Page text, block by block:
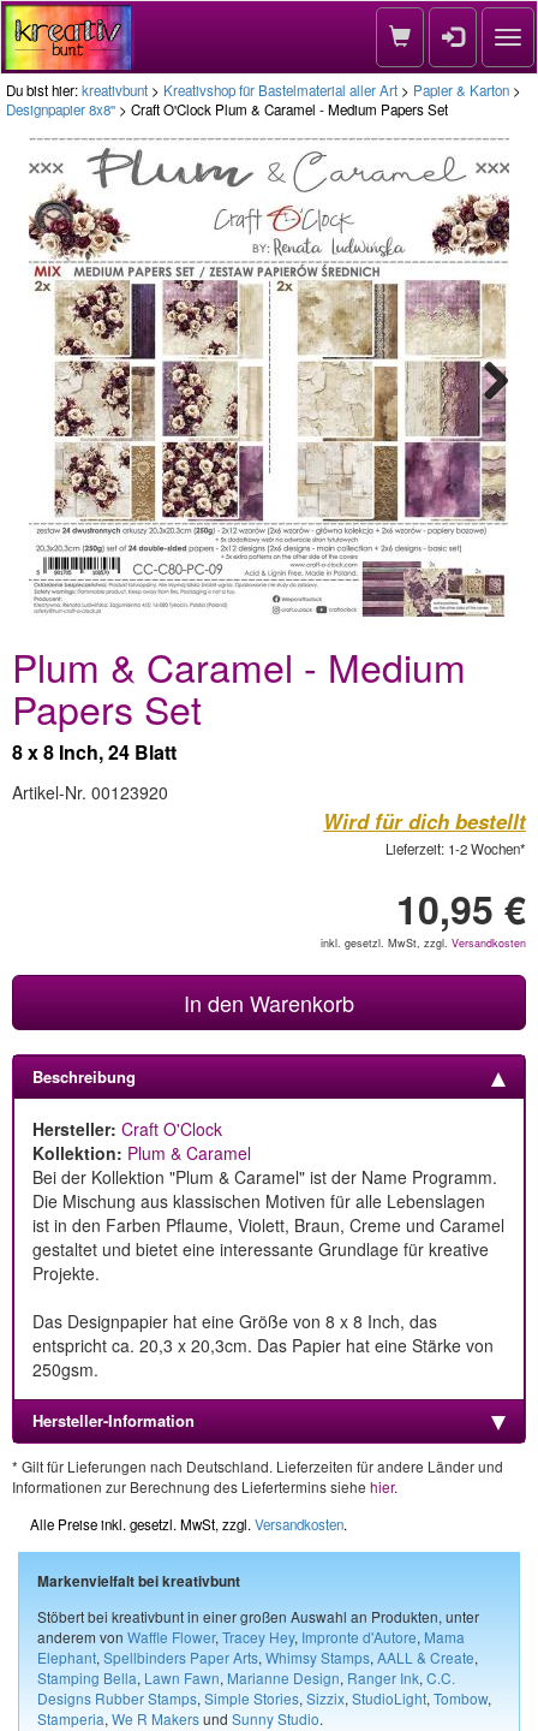
Du bist hier:kreativbunt > Kreativshop für Bastelmaterial aller Art > Papier & Karton >
Designpapier 8x8'' > Craft O'Clock Plum & Caramel - Medium Papers Set
Next
Plum & Caramel - Medium
Papers Set
8 x 8 Inch, 24 Blatt
Artikel-Nr. 00123920
Wird für dich bestellt
Lieferzeit: 1-2 Wochen*
10,95 €
inkl. gesetzl. MwSt, zzgl. Versandkosten
In den Warenkorb
Beschreibung
Hersteller: Craft O'Clock
Kollektion: Plum & Caramel
Bei der Kollektion "Plum & Caramel" ist der Name Programm.
Die Mischung aus klassischen Motiven für alle Lebenslagen
ist in den Farben Pflaume, Violett, Braun, Creme und Caramel
gestaltet und bietet eine interessante Grundlage für kreative
Projekte.
Das Designpapier hat eine Größe von 8 x 8 Inch, das
entspricht ca. 20,3 x 20,3cm. Das Papier hat eine Stärke von
250gsm.
Hersteller-Information
* Gilt für Lieferungen nach Deutschland. Lieferzeiten für andere Länder und
Informationen zur Berechnung des Liefertermins siehe hier.
Alle Preise inkl. gesetzl. MwSt, zzgl. Versandkosten.
Markenvielfalt bei kreativbunt
Stöbert bei kreativbunt in einer großen Auswahl an Produkten, unter
anderem von Waffle Flower, Tracey Hey, Impronte d'Autore, Mama
Elephant, Spellbinders Paper Arts, Whimsy Stamps, AALL & Create,
Stamping Bella, Lawn Fawn, Marianne Design, Ranger Ink, C.C.
Designs Rubber Stamps, Simple Stories, Sizzix, StudioLight, Tombow,
Stamperia, We R Makersund Sunny Studio.